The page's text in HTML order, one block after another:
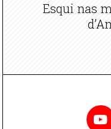
Esqui nas